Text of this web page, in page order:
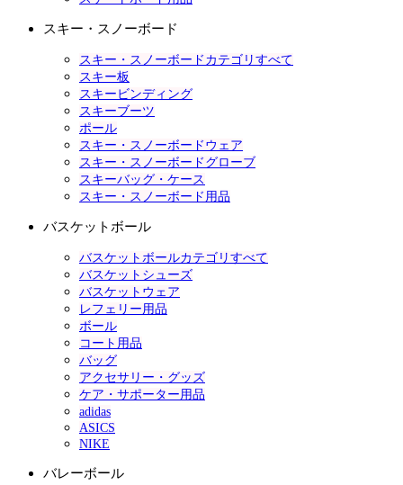
スキー・スノーボード
スキー・スノーボードカテゴリすべて
スキー板
スキービンディング
スキーブーツ
ポール
スキー・スノーボードウェア
スキー・スノーボードグローブ
スキーバッグ・ケース
スキー・スノーボード用品
バスケットボール
バスケットボールカテゴリすべて
バスケットシューズ
バスケットウェア
レフェリー用品
ボール
コート用品
バッグ
アクセサリー・グッズ
ケア・サポーター用品
adidas
ASICS
NIKE
バレーボール